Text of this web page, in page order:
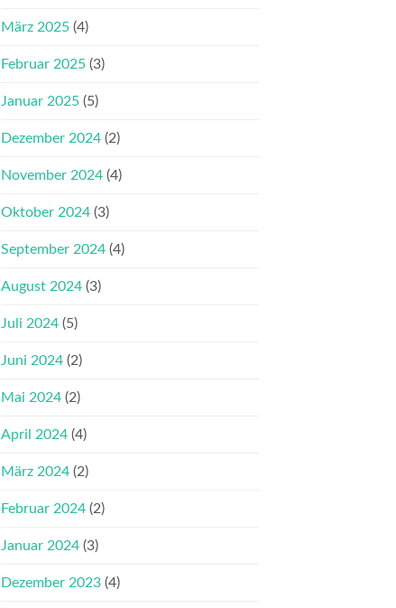
März 2025 (4)
Februar 2025 (3)
Januar 2025 (5)
Dezember 2024 (2)
November 2024 (4)
Oktober 2024 (3)
September 2024 (4)
August 2024 (3)
Juli 2024 (5)
Juni 2024 (2)
Mai 2024 (2)
April 2024 (4)
März 2024 (2)
Februar 2024 (2)
Januar 2024 (3)
Dezember 2023 (4)